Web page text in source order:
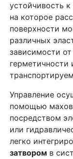
устойчивость
на которое
поверхности
различных
зависимости
герметичности
Управление
помощью
посредством
или
легко
затвором в